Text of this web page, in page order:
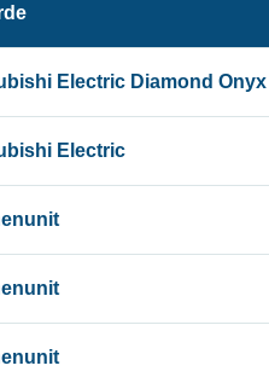
Electric Diamond
Electric